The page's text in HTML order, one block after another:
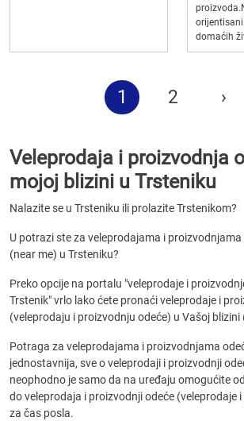
domaćih
1 2 ›
Veleprodaja i proizvodnja
mojoj blizini u Trsteniku
Nalazite se u Trsteniku ili prolazite Trstenikom?
U potrazi ste za veleprodajama i
(near me) u Trsteniku?
Preko opcije na portalu "veleprodaje i
Trstenik" vrlo lako ćete pronaći veleprodaje i
(veleprodaju i proizvodnju odeće) u Vašoj blizini
Potraga za veleprodajama i proizvodnjama
jednostavnija, sve o veleprodaji i proizvodnji
neophodno je samo da na uređaju omogućite
do veleprodaja i proizvodnji odeće (veleprodaje
za čas posla.